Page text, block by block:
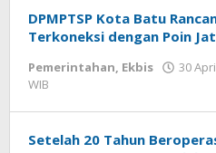
DPMPTSP Kota Batu
Terkoneksi dengan Poin
Pemerintahan, Ekbis
30
WIB
Setelah 20 Tahun